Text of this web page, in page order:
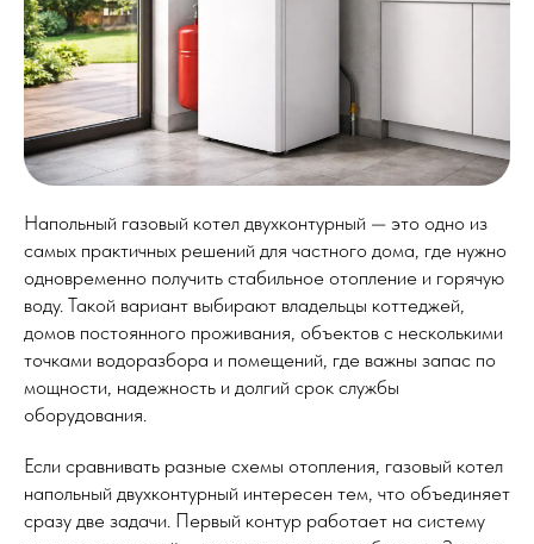
Напольный газовый котел двухконтурный — это одно из
самых практичных решений для частного дома, где нужно
одновременно получить стабильное отопление и горячую
воду. Такой вариант выбирают владельцы коттеджей,
домов постоянного проживания, объектов с несколькими
точками водоразбора и помещений, где важны запас по
мощности, надежность и долгий срок службы
оборудования.
Если сравнивать разные схемы отопления, газовый котел
напольный двухконтурный интересен тем, что объединяет
сразу две задачи. Первый контур работает на систему